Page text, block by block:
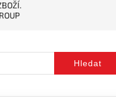
Hledat